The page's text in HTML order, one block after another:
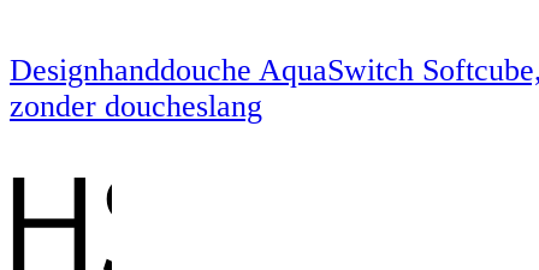
Designhanddouche AquaSwitch
zonder doucheslang